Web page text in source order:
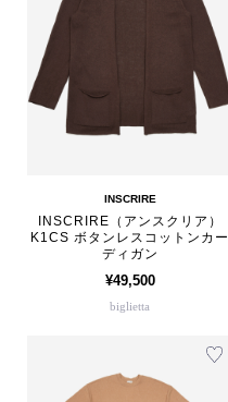
INSCRIRE
INSCRIRE（アンスクリア）
K1CS ボタンレスコットンカー
ディガン
¥49,500
biglietta